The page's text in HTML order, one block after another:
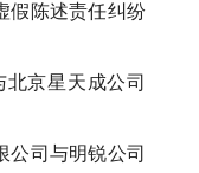
假陈述责任纠纷
京星天成公司
公司与明锐公司